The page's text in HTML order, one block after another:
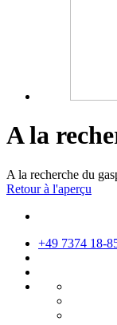
A la
A la recherche du
Retour à l'aperçu
+49 7374 18-